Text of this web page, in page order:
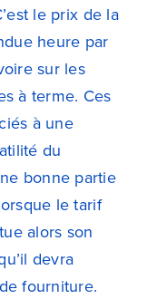
le prix de la
heure par
sur les
à terme. Ces
à une
du
bonne partie
le tarif
alors son
devra
fourniture.